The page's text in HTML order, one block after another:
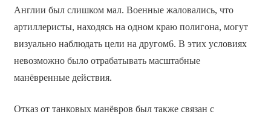
Англии был слишком мал. Военные жаловались, что
артиллеристы, находясь на одном краю полигона, могут
визуально наблюдать цели на другом6. В этих условиях
невозможно было отрабатывать масштабные
манёвренные действия.
Отказ от танковых манёвров был также связан с